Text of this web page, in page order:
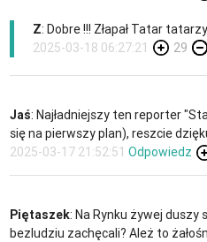
Z: Dobre !!! Złapał Tatar
2025-03-18 06:27:21
29
Jaś: Najładniejszy ten reporter
się na pierwszy plan), reszcie
2025-03-17 21:52:51 Odpowiedz
Piętaszek: Na Rynku żywej duszy
bezludziu zachęcali? Ależ to